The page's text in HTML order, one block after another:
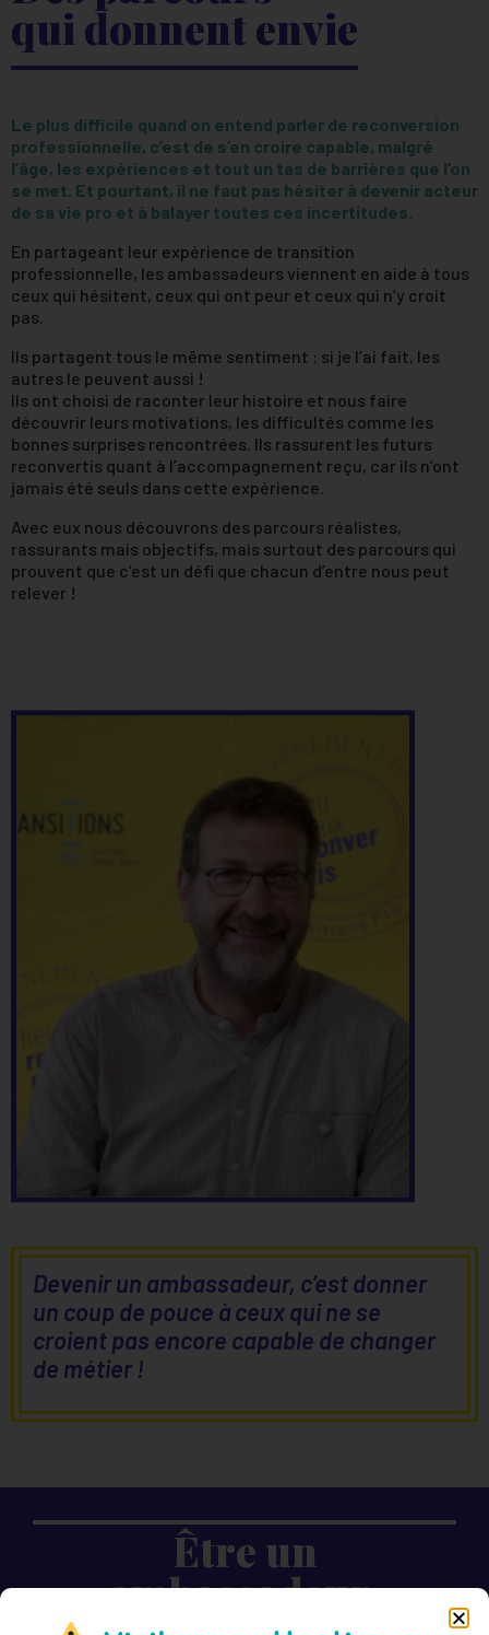
qui donnent envie
Le plus difficile quand on entend parler de reconversion
professionnelle, c’est de s’en croire capable, malgré
l’âge, les expériences et tout un tas de barrières que l’on
se met. Et pourtant, il ne faut pas hésiter à devenir acteur
de sa vie pro et à balayer toutes ces incertitudes.
En partageant leur expérience de transition
professionnelle, les ambassadeurs viennent en aide à tous
ceux qui hésitent, ceux qui ont peur et ceux qui n’y croit
pas.
Ils partagent tous le même sentiment : si je l’ai fait, les
autres le peuvent aussi !
Ils ont choisi de raconter leur histoire et nous faire
découvrir leurs motivations, les difficultés comme les
bonnes surprises rencontrées. Ils rassurent les futurs
reconvertis quant à l’accompagnement reçu, car ils n’ont
jamais été seuls dans cette expérience.
Avec eux nous découvrons des parcours réalistes,
rassurants mais objectifs, mais surtout des parcours qui
prouvent que c’est un défi que chacun d’entre nous peut
relever !
Devenir un ambassadeur, c’est donner
un coup de pouce à ceux qui ne se
croient pas encore capable de changer
de métier !
Être un
ambassadeur,